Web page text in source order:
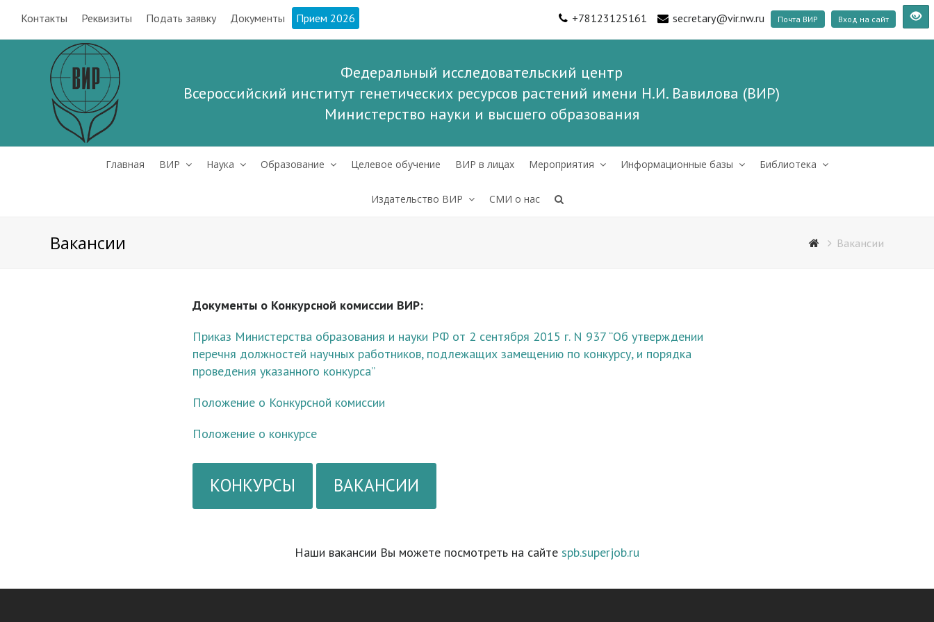
Контакты Реквизиты Подать заявку Документы Прием 2026 +78123125161 secretary@vir.nw.ru Почта ВИР Вход на сайт
Федеральный исследовательский центр
Всероссийский институт генетических ресурсов растений имени Н.И. Вавилова (ВИР)
Министерство науки и высшего образования
Главная ВИР Наука Образование Целевое обучение ВИР в лицах Мероприятия Информационные базы Библиотека
Издательство ВИР СМИ о нас
Вакансии Вакансии
Документы о Конкурсной комиссии ВИР:
Приказ Министерства образования и науки РФ от 2 сентября 2015 г. N 937 “Об утверждении
перечня должностей научных работников, подлежащих замещению по конкурсу, и порядка
проведения указанного конкурса”
Положение о Конкурсной комиссии
Положение о конкурсе
КОНКУРСЫ ВАКАНСИИ
Наши вакансии Вы можете посмотреть на сайте spb.superjob.ru